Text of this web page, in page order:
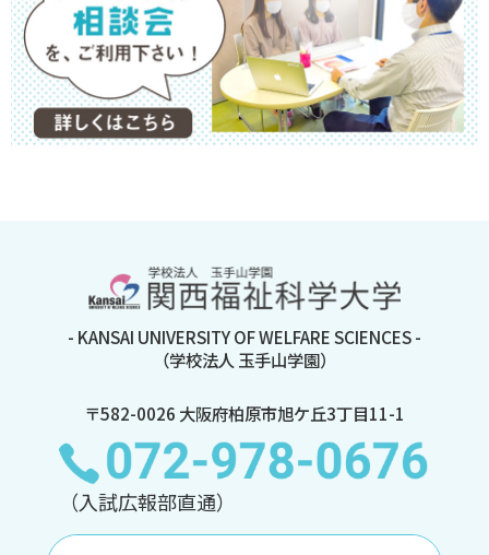
- KANSAI UNIVERSITY OF WELFARE SCIENCES -
（学校法人 玉手山学園）
〒582-0026 大阪府柏原市旭ケ丘3丁目11-1
（入試広報部直通）